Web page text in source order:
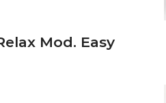
Mod. Easy